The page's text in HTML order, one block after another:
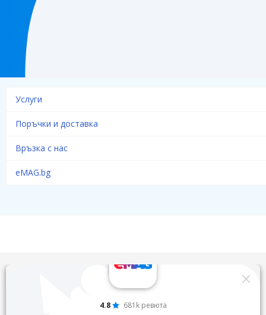
Услуги
Поръчки и доставка
Връзка с нас
eMAG.bg
4.8 681k ревюта